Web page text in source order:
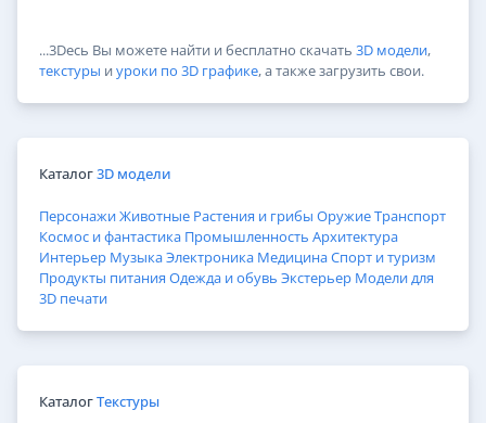
...3Dесь Вы можете найти и бесплатно скачать 3D модели,
текстуры и уроки по 3D графике, а также загрузить свои.
Каталог3D модели
ПерсонажиЖивотные Растения и грибы ОружиеТранспорт
Космос и фантастика Промышленность Архитектура
Интерьер МузыкаЭлектроника МедицинаСпорт и туризм
Продукты питания Одежда и обувь Экстерьер Модели для
3D печати
КаталогТекстуры